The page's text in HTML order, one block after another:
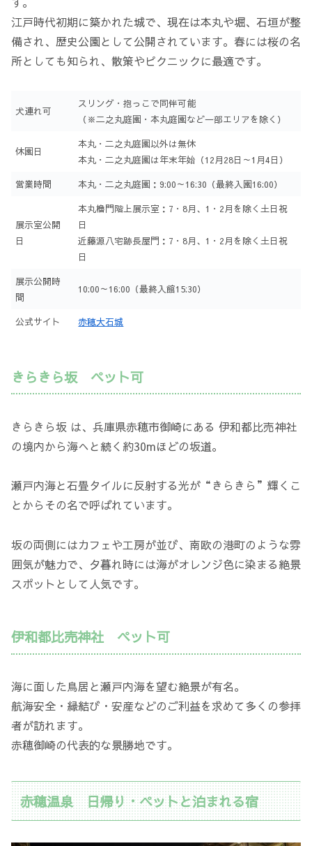
江戸時代初期に築かれた城で、現在は本丸や堀、石垣が整
備され、歴史公園として公開されています。春には桜の名
所としても知られ、散策やピクニックに最適です。
犬連れ可
スリング・抱っこで同伴可能
（※二之丸庭園・本丸庭園など一部エリアを除く）
休園日
本丸・二之丸庭園以外は無休
本丸・二之丸庭園は年末年始（12月28日～1月4日）
営業時間 本丸・二之丸庭園：9:00～16:30（最終入園16:00）
展示室公開
日
本丸櫓門階上展示室：7・8月、1・2月を除く土日祝
日
近藤源八宅跡長屋門：7・8月、1・2月を除く土日祝
日
展示公開時
間
10:00～16:00（最終入館15:30）
公式サイト 赤穂大石城
きらきら坂 ペット可
きらきら坂 は、兵庫県赤穂市御崎にある 伊和都比売神社
の境内から海へと続く約30mほどの坂道。
瀬戸内海と石畳タイルに反射する光が“きらきら”輝くこ
とからその名で呼ばれています。
坂の両側にはカフェや工房が並び、南欧の港町のような雰
囲気が魅力で、夕暮れ時には海がオレンジ色に染まる絶景
スポットとして人気です。
伊和都比売神社 ペット可
海に面した鳥居と瀬戸内海を望む絶景が有名。
航海安全・縁結び・安産などのご利益を求めて多くの参拝
者が訪れます。
赤穂御崎の代表的な景勝地です。
赤穂温泉 日帰り・ペットと泊まれる宿